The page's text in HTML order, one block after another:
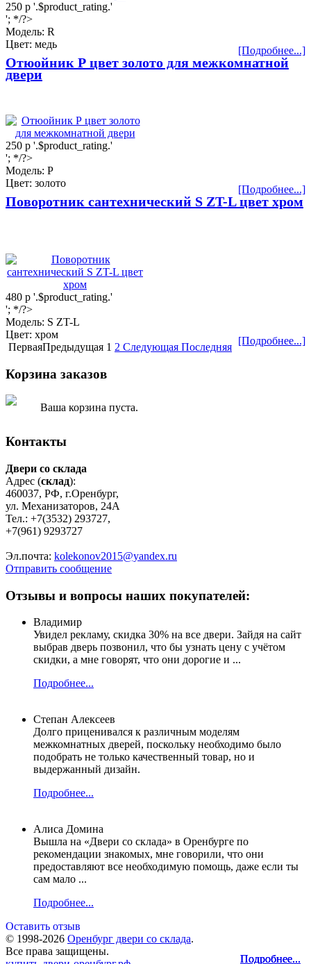
Подробнее...
Подробнее...
Подробнее...
250 р '.$product_rating.'
'; */?>
Модель: R
Цвет: медь
[Подробнее...]
Отюойник Р цвет золото для межкомнатной
двери
250 р '.$product_rating.'
'; */?>
Модель: Р
Цвет: золото
[Подробнее...]
Поворотник сантехнический S ZT-L цвет хром
480 р '.$product_rating.'
'; */?>
Модель: S ZT-L
Цвет: хром
[Подробнее...]
ПерваяПредыдущая 1 2 Следующая Последняя
Корзина заказов
Ваша корзина пуста.
Контакты
Двери со склада
Адрес (склад):
460037, РФ, г.Оренбург,
ул. Механизаторов, 24А
Тел.: +7(3532) 293727,
+7(961) 9293727
Эл.почта: kolekonov2015@yandex.ru
Отправить сообщение
Отзывы и вопросы наших покупателей:
Владимир
Увидел рекламу, скидка 30% на все двери. Зайдя на сайт
выбрав дверь позвонил, что бы узнать цену с учётом
скидки, а мне говорят, что они дорогие и ...
Подробнее...
Степан Алексеев
Долго приценивался к различным моделям
межкомнатных дверей, поскольку необходимо было
подобрать не только качественный товар, но и
выдержанный дизайн.
Подробнее...
Алиса Домина
Вышла на «Двери со склада» в Оренбурге по
рекомендации знакомых, мне говорили, что они
предоставляют все необходимую помощь, даже если ты
сам мало ...
Подробнее...
Оставить отзыв
© 1998-2026 Оренбург двери со склада.
Все права защищены.